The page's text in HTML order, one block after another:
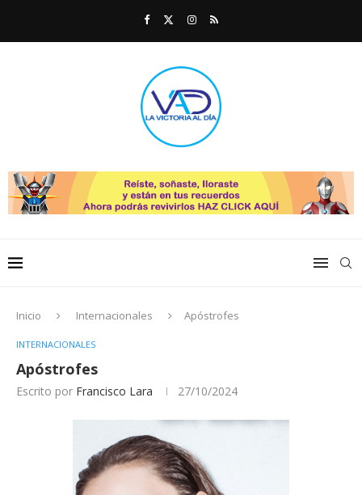
Inicio Internacionales Apóstrofes
INTERNACIONALES
Apóstrofes
Escrito por Francisco Lara 27/10/2024